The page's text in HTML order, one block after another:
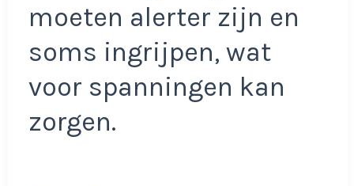
moeten alerter zijn en
soms ingrijpen, wat
voor spanningen kan
zorgen.